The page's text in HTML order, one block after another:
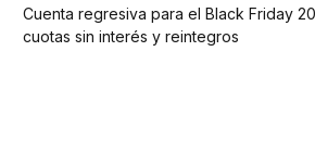
Cuenta regresiva para el Black Friday
cuotas sin interés y reintegros